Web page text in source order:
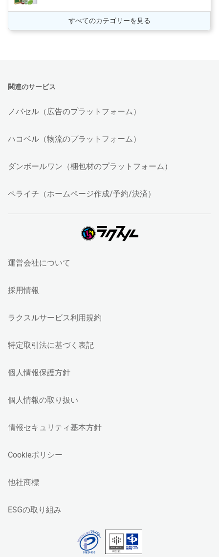
すべてのカテゴリーを見る
関連のサービス
ノバセル（広告のプラットフォーム）
ハコベル（物流のプラットフォーム）
ダンボールワン（梱包材のプラットフォーム）
ペライチ（ホームページ作成/予約/決済）
運営会社について
採用情報
ラクスルサービス利用規約
特定取引法に基づく表記
個人情報保護方針
個人情報の取り扱い
情報セキュリティ基本方針
Cookieポリシー
他社商標
ESGの取り組み